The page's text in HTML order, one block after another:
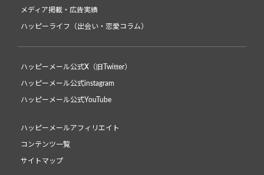
メディア掲載・広告実績
ハッピーライフ（出会い・恋愛コラム）
ハッピーメール公式X（旧Twitter）
ハッピーメール公式instagram
ハッピーメール公式YouTube
ハッピーメールアフィリエイト
コンテンツ一覧
サイトマップ